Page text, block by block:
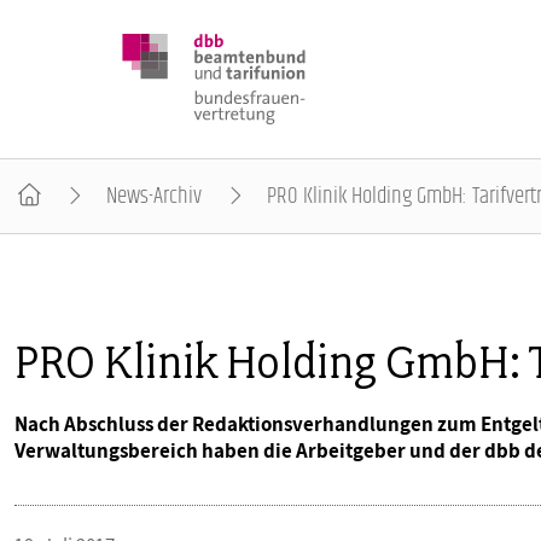
BUNDESTAGSWAHL 2025
POSITIONEN
SCHWERPUNKTTHEMEN
News-Archiv PRO Klinik Holding GmbH:
PRO Klinik Holding
Nach Abschluss der Redaktionsverhandlungen zum
Verwaltungsbereich haben die Arbeitgeber und der dbb